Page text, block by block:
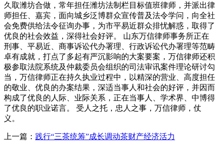
久取潍坊合做，常年担任潍坊法制栏目标值班律师，并派出律
师担任、嘉宾，面向城乡泛博群众宣传普及法令学问，向全社
会免费供给法令征询办事，为市平易近群众排忧解惑，取得了
优良的社会效益，深得社会好评。 山东万信律师事务所正在
刑事、平易近、商事诉讼代办署理、行政诉讼代办署理等范畴
卓有成就，打点了多起有严沉影响的大案要案，万信律师还积
极参取法院系统及仲裁委员会组织的司法审讯案件理论研讨勾
当，万信律师正在持久执业过程中，以精深的营业、高度担任
的敬业、优良的办案结果，深适当事人和社会的好评，并因而
构成了优良的人际、业际关系，正在当事人、学术界、中博得
了优良的职业诺言。 受人之托，忠人之事，万信律师，仗
义。
上一篇： 践行“三茶统筹”成长调动茶财产经济活力